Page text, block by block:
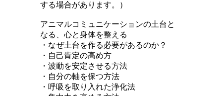
する場合があります。）
アニマルコミュニケーションの土台と
なる、心と身体を整える
・なぜ土台を作る必要があるのか？
・自己肯定の高め方
・波動を安定させる方法
・自分の軸を保つ方法
・呼吸を取り入れた浄化法